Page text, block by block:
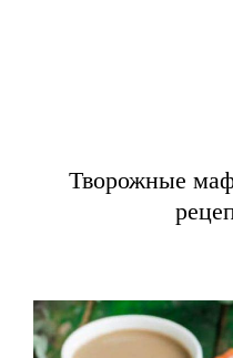
Творожные